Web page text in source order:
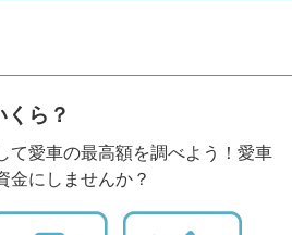
ら？
て愛車の最高額を調べよう！愛車
金にしませんか？